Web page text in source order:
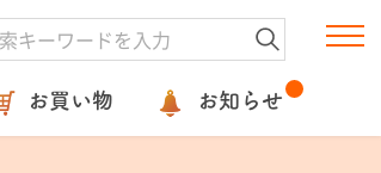
お買い物 お知らせ